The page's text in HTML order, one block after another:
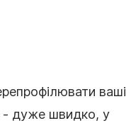
ваші
- дуже швидко, у